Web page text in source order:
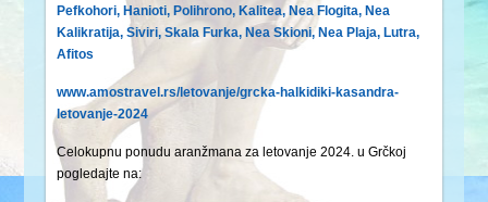
Pefkohori, Hanioti, Polihrono, Kalitea, Nea Flogita, Nea
Kalikratija,Siviri,Skala Furka, Nea Skioni, Nea Plaja, Lutra,
Afitos
www.amostravel.rs/letovanje/grcka-halkidiki-kasandra-
letovanje-2024
Celokupnu ponudu aranžmana za letovanje 2024. u Grčkoj
pogledajte na: